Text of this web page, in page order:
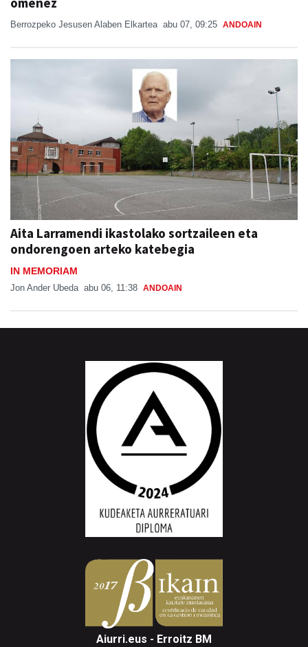
Berrozpeko Jesusen Alaben Elkartea abu 07, 09:25 ANDOAIN
Aita Larramendi ikastolako sortzaileen eta
ondorengoen arteko katebegia
IN MEMORIAM
Jon Ander Ubeda abu 06, 11:38 ANDOAIN
Aiurri.eus - Erroitz BM